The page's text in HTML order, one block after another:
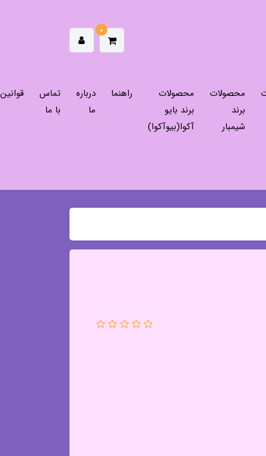
0
محصولات
برند
شیمبار
محصولات
برند بایو
آکوا(بیوآکوا)
راهنما
درباره
ما
تماس
با ما
قوانین